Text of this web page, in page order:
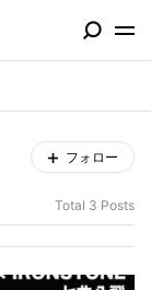
フォロー
Total 3 Posts